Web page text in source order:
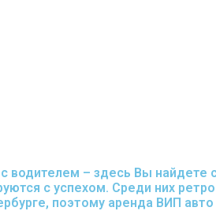
водителем – здесь Вы
с успехом. Среди них
поэтому аренда ВИП